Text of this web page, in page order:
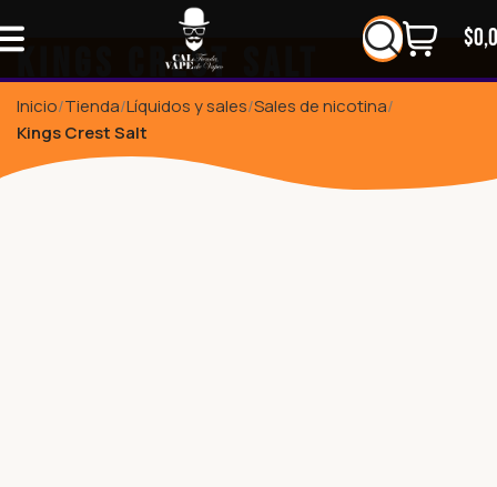
$
Kings Crest Salt
Inicio Tienda Líquidos y sales Sales de nicotina
Kings Crest Salt